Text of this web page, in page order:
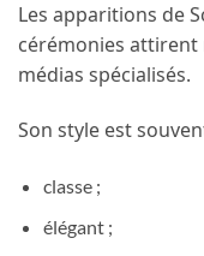
Les apparitions de
cérémonies attirent
médias spécialisés.
Son style est
classe ;
élégant ;